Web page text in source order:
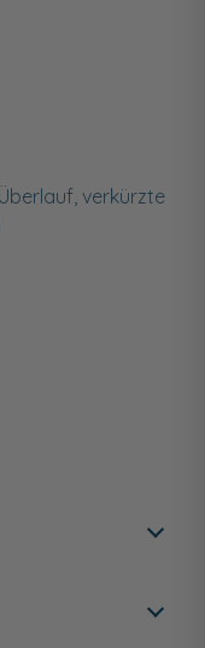
verkürzte